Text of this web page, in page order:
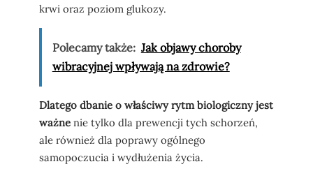
krwi oraz poziom glukozy.
Polecamy także: Jak objawy choroby
wibracyjnej wpływają na zdrowie?
Dlatego dbanie o właściwy rytm biologiczny jest
ważne nie tylko dla prewencji tych schorzeń,
ale również dla poprawy ogólnego
samopoczucia i wydłużenia życia.